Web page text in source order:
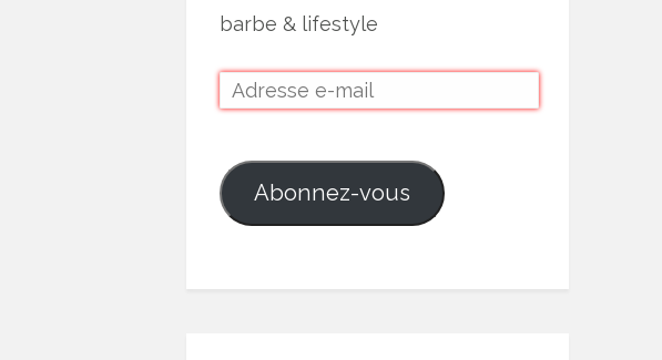
barbe & lifestyle
Abonnez-vous